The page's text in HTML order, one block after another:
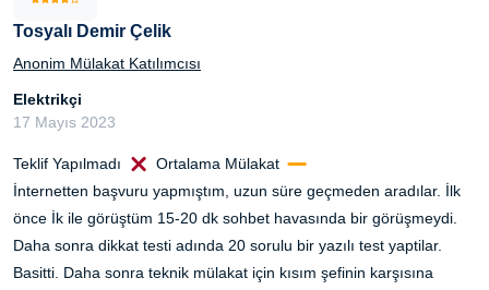
Tosyalı Demir Çelik
Anonim Mülakat Katılımcısı
Elektrikçi
17 Mayıs 2023
Teklif Yapılmadı
Ortalama Mülakat
İnternetten başvuru yapmıştım, uzun süre geçmeden aradılar. İlk
önce İk ile görüştüm 15-20 dk sohbet havasında bir görüşmeydi.
Daha sonra dikkat testi adında 20 sorulu bir yazılı test yaptilar.
Basitti. Daha sonra teknik mülakat için kısım şefinin karşısına